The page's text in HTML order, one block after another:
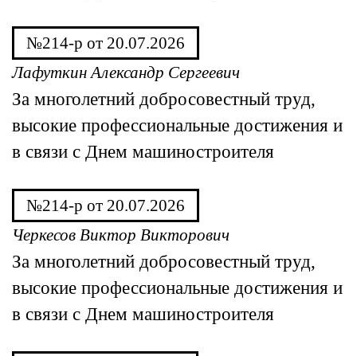
№214-р от 20.07.2026
Лафуткин Александр Сергеевич
За многолетний добросовестный труд,
высокие профессиональные достижения и
в связи с Днем машиностроителя
№214-р от 20.07.2026
Черкесов Виктор Викторович
За многолетний добросовестный труд,
высокие профессиональные достижения и
в связи с Днем машиностроителя